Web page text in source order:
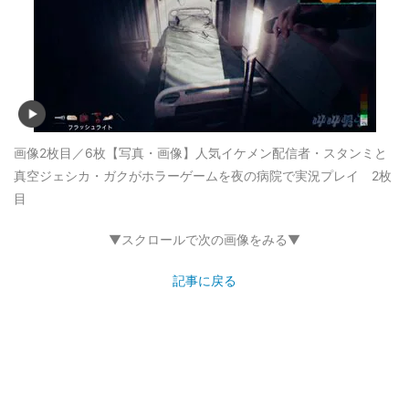
画像2枚目／6枚 【写真・画像】人気イケメン配信者・スタンミと
真空ジェシカ・ガクがホラーゲームを夜の病院で実況プレイ 2枚
目
▼スクロールで次の画像をみる▼
記事に戻る